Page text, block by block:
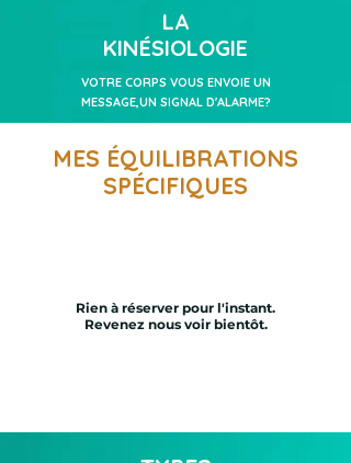
explores ton univers intérieur pour
retrouver ton harmonie profonde.un
chemin vers toi, où chacune de mes
ce que tu es.
LA
KINÉSIOLOGIE
VOTRE CORPS VOUS ENVOIE UN
MESSAGE,UN SIGNAL D'ALARME?
MES ÉQUILIBRATIONS
SPÉCIFIQUES
Rien à réserver pour l'instant.
Revenez nous voir bientôt.